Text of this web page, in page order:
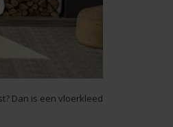
Dan is een vloerkleed